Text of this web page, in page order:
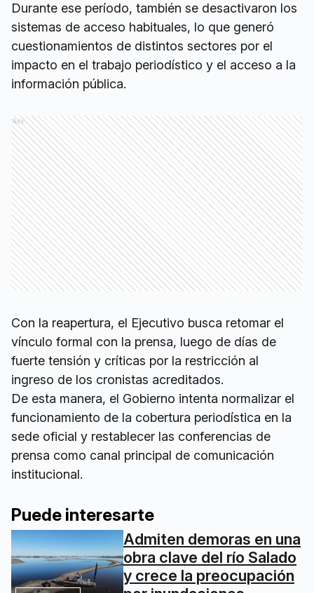
Durante ese período, también se desactivaron los
sistemas de acceso habituales, lo que generó
cuestionamientos de distintos sectores por el
impacto en el trabajo periodístico y el acceso a la
información pública.
Ads
Con la reapertura, el Ejecutivo busca retomar el
vínculo formal con la prensa, luego de días de
fuerte tensión y críticas por la restricción al
ingreso de los cronistas acreditados.
De esta manera, el Gobierno intenta normalizar el
funcionamiento de la cobertura periodística en la
sede oficial y restablecer las conferencias de
prensa como canal principal de comunicación
institucional.
Puede interesarte
Admiten demoras en una
obra clave del río Salado
y crece la preocupación